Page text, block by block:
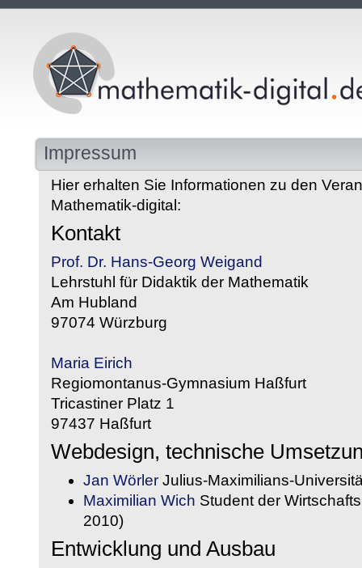
Impressum
Hier erhalten Sie Informationen zu den
Mathematik-digital:
Kontakt
Prof. Dr. Hans-Georg Weigand
Lehrstuhl für Didaktik der Mathematik
Am Hubland
97074 Würzburg
Maria Eirich
Regiomontanus-Gymnasium Haßfurt
Tricastiner Platz 1
97437 Haßfurt
Webdesign, technische
Jan Wörler Julius-Maximilians-
Maximilian Wich Student der
2010)
Entwicklung und Ausbau